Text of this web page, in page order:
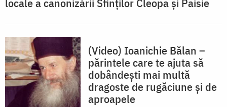
locale a canonizării Sfinților Cleopa și Paisie
(Video) Ioanichie Bălan –
părintele care te ajuta să
dobândești mai multă
dragoste de rugăciune și de
aproapele